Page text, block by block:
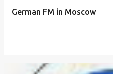
German FM in Moscow